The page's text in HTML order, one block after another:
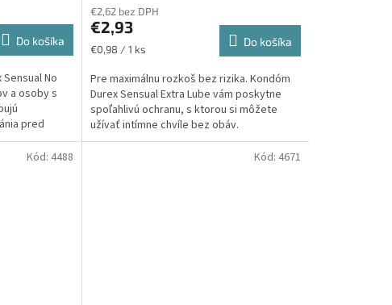
Do košíka
No
a osoby s
pred
€2,62 bez DPH
€2,93
Jednotková
€0,98 / 1 ks
Do košíka
Pre maximálnu rozkoš bez rizika. Kondóm
Durex Sensual Extra Lube vám poskytne
spoľahlivú ochranu, s ktorou si môžete
užívať intímne chvíle bez obáv.
Kód: 4488 Kód: 4671